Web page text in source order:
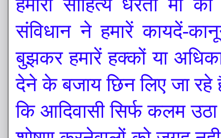
संविधान ने हमारें कायदें-
बुझकर हमारें हक्कों या
देने के बजाय छिन लिए जा
कि आदिवासी सिर्फ कलम